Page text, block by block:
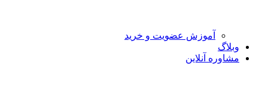
آموزش عضویت و خرید
وبلاگ
مشاوره آنلاین